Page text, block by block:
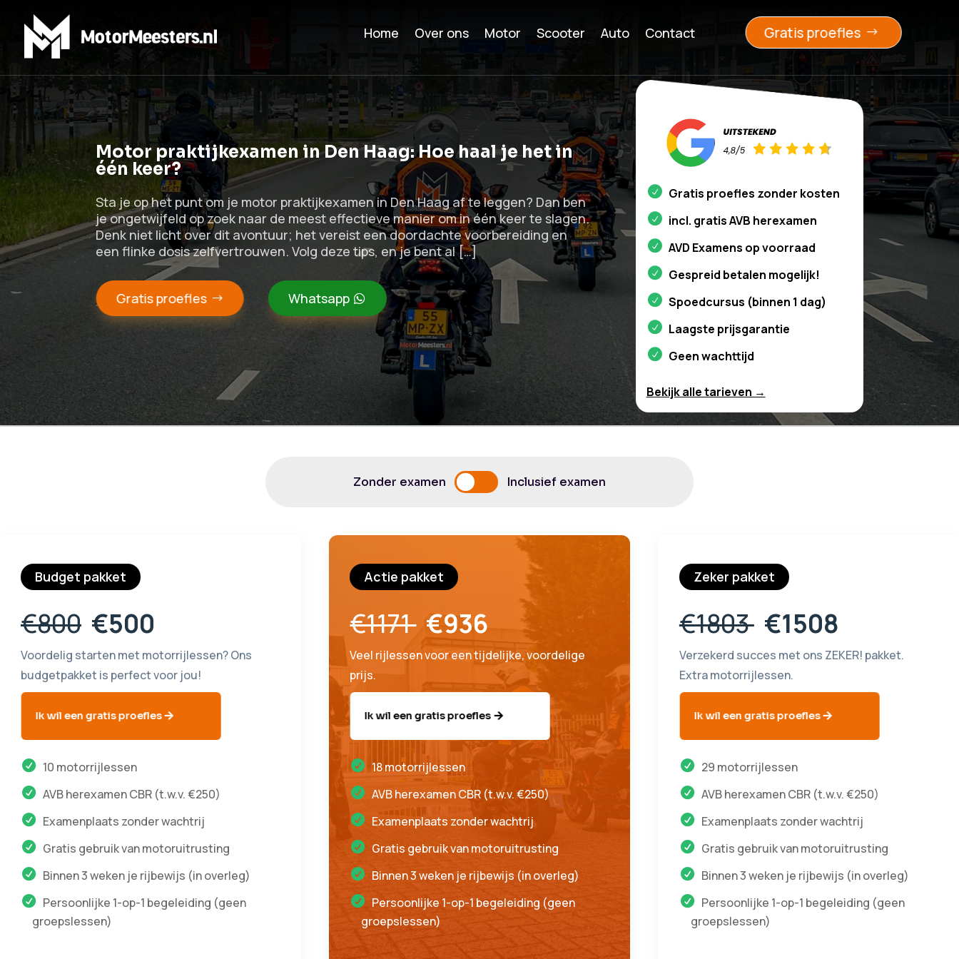
Home Over ons Motor Scooter Auto Contact Gratis proefles
Motor praktijkexamen in Den Haag: Hoe haal je het in
één keer?
Sta je op het punt om je motor praktijkexamen in Den Haag af te leggen? Dan ben
je ongetwijfeld op zoek naar de meest effectieve manier om in één keer te slagen.
Denk niet licht over dit avontuur; het vereist een doordachte voorbereiding en
een flinke dosis zelfvertrouwen. Volg deze tips, en je bent al […]
Gratis proefles Whatsapp
Gratis proefles zonder kosten
incl. gratis AVB herexamen
AVD Examens op voorraad
Gespreid betalen mogelijk!
Spoedcursus (binnen 1 dag)
Laagste prijsgarantie
Geen wachttijd
Bekijk alle tarieven →
Zonder examen Inclusief examen
Budget pakket
€800 €500
Voordelig starten met motorrijlessen? Ons
budgetpakket is perfect voor jou!
Ik wil een gratis proefles
10 motorrijlessen
AVB herexamen CBR (t.w.v. €250)
Examenplaats zonder wachtrij
Gratis gebruik van motoruitrusting
Binnen 3 weken je rijbewijs (in overleg)
Persoonlijke 1-op-1 begeleiding (geen
groepslessen)
Actie pakket
€1171 €936
Veel rijlessen voor een tijdelijke, voordelige
prijs.
Ik wil een gratis proefles
18 motorrijlessen
AVB herexamen CBR (t.w.v. €250)
Examenplaats zonder wachtrij
Gratis gebruik van motoruitrusting
Binnen 3 weken je rijbewijs (in overleg)
Persoonlijke 1-op-1 begeleiding (geen
groepslessen)
Zeker pakket
€1803 €1508
Verzekerd succes met ons ZEKER! pakket.
Extra motorrijlessen.
Ik wil een gratis proefles
29 motorrijlessen
AVB herexamen CBR (t.w.v. €250)
Examenplaats zonder wachtrij
Gratis gebruik van motoruitrusting
Binnen 3 weken je rijbewijs (in overleg)
Persoonlijke 1-op-1 begeleiding (geen
groepslessen)